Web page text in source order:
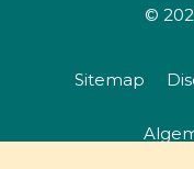
©
Sitemap